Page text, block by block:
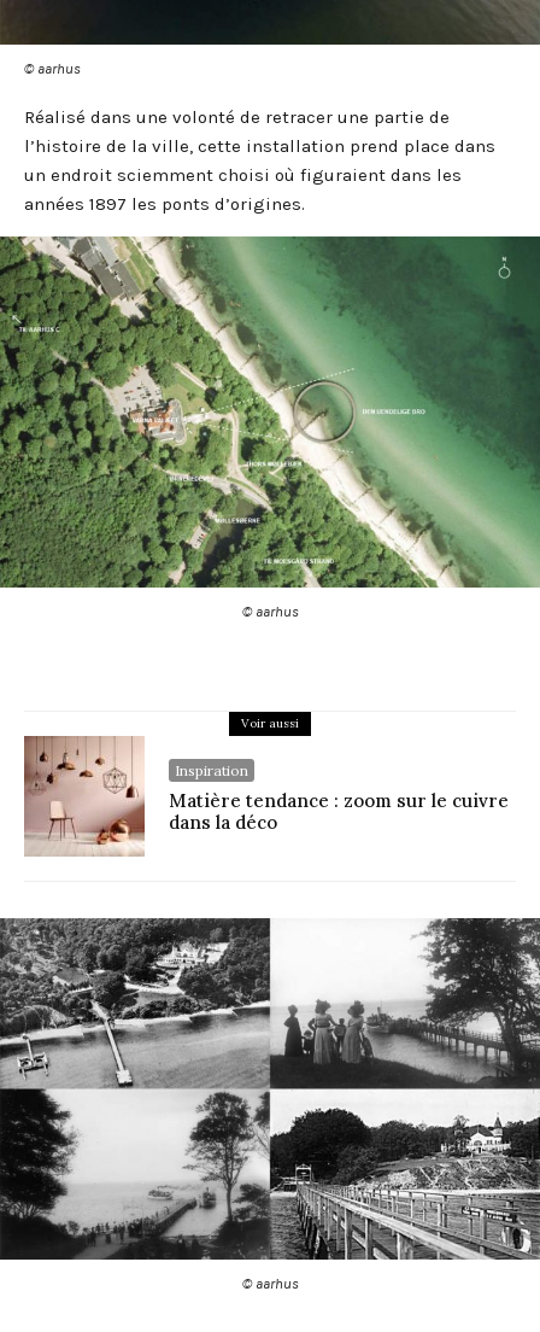
© aarhus
Réalisé dans une volonté de retracer une partie de
l’histoire de la ville, cette installation prend place dans
un endroit sciemment choisi où figuraient dans les
années 1897 les ponts d’origines.
© aarhus
Voir aussi
Inspiration
Matière tendance : zoom sur le cuivre
dans la déco
© aarhus